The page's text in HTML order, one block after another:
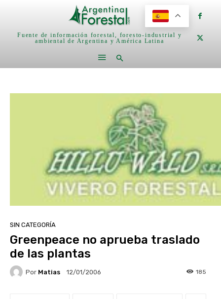
Fuente de información forestal, foresto-industrial y
ambiental de Argentina y América Latina
SIN CATEGORÍA
Greenpeace no aprueba traslado
de las plantas
Por Matias 12/01/2006 185